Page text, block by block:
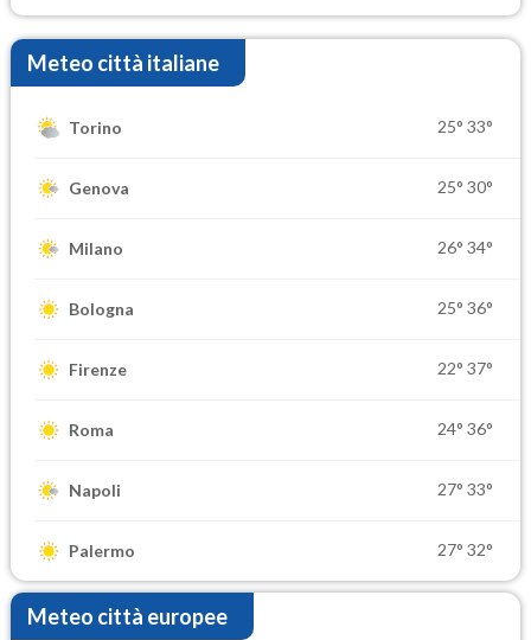
Meteo città italiane
Torino 25° 33°
Genova 25° 30°
Milano 26° 34°
Bologna 25° 36°
Firenze 22° 37°
Roma 24° 36°
Napoli 27° 33°
Palermo 27° 32°
Meteo città europee